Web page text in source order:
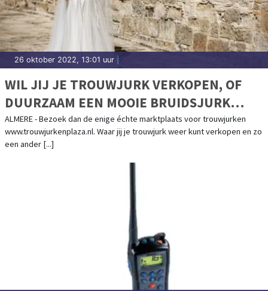
26 oktober 2022, 13:01 uur
WIL JIJ JE TROUWJURK VERKOPEN, OF
DUURZAAM EEN MOOIE BRUIDSJURK
KOPEN?
ALMERE - Bezoek dan de enige échte marktplaats voor trouwjurken
www.trouwjurkenplaza.nl. Waar jij je trouwjurk weer kunt verkopen en zo
een ander [...]